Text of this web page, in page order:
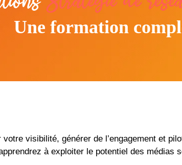
Une formation
visibilité, générer de l’engagement et
à exploiter le potentiel des médias